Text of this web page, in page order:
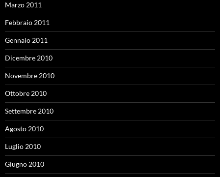
Marzo 2011
Febbraio 2011
Gennaio 2011
Dicembre 2010
Novembre 2010
Ottobre 2010
Settembre 2010
Agosto 2010
Luglio 2010
Giugno 2010